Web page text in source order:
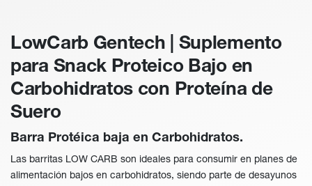
LowCarb Gentech | Suplemento
para Snack Proteico Bajo en
Carbohidratos con Proteína de
Suero
Barra Protéica baja en Carbohidratos.
Las barritas LOW CARB son ideales para consumir en planes de
alimentación bajos en carbohidratos, siendo parte de desayunos